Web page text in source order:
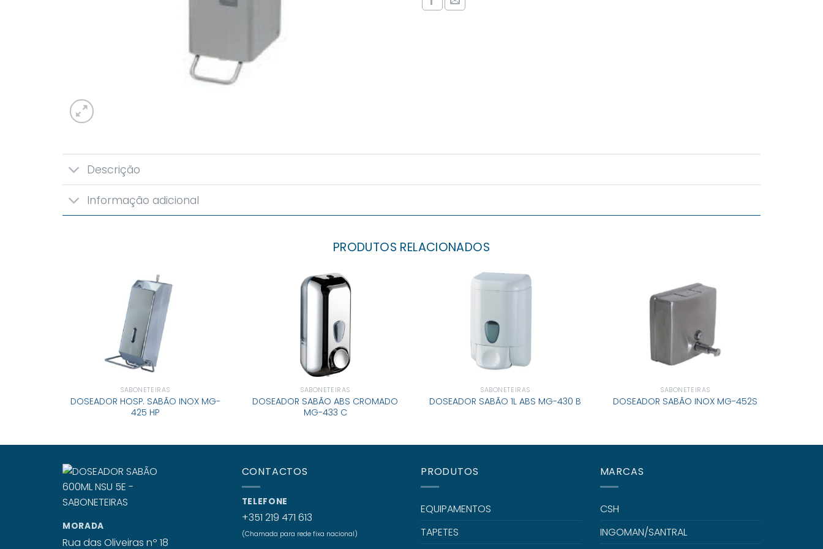
Descrição
Informação adicional
PRODUTOS RELACIONADOS
SABONETEIRAS
DOSEADOR HOSP. SABÃO INOX MG-
425 HP
SABONETEIRAS
DOSEADOR SABÃO ABS CROMADO
MG-433 C
SABONETEIRAS
DOSEADOR SABÃO 1L ABS MG-430 B
SABONETEIRAS
DOSEADOR SABÃO INOX MG-452S
MORADA
Rua das Oliveiras nº 18
CONTACTOS
TELEFONE
+351 219 471 613
(Chamada para rede fixa nacional)
PRODUTOS
EQUIPAMENTOS
TAPETES
MARCAS
CSH
INGOMAN/SANTRAL